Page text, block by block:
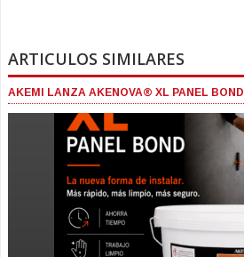
ARTICULOS SIMILARES
AKEMI LANZA AKENOVA® XL PANEL BOND